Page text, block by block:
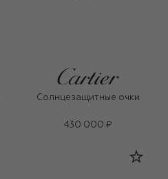
Солнцезащитные очки
430 000 ₽